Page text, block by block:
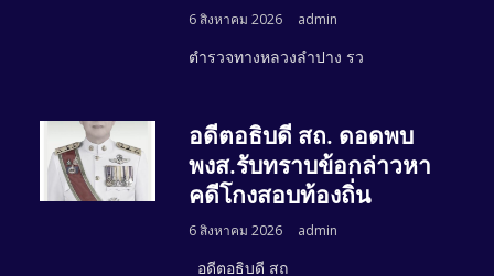
6 สิงหาคม 2026 admin
ตำรวจทางหลวงลำปาง รว
อดีตอธิบดี สถ. ดอดพบ
พงส.รับทราบข้อกล่าวหา
คดีโกงสอบท้องถิ่น
6 สิงหาคม 2026 admin
อดีตอธิบดี สถ